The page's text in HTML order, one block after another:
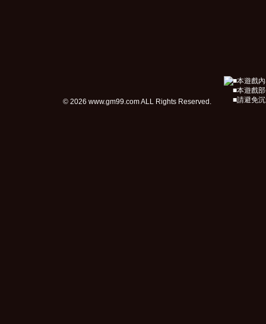
© 2026 www.gm99.com ALL Rights Reserved.
■本遊戲
■本遊戲
■請避免